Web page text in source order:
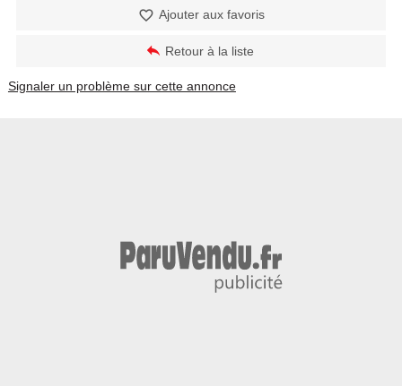
Ajouter aux favoris
Retour à la liste
Signaler un problème sur cette annonce